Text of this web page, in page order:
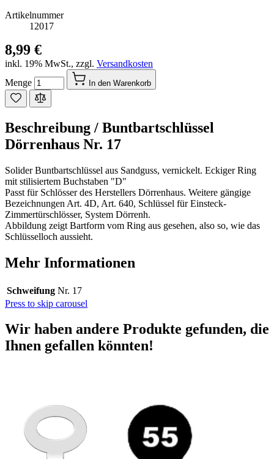
Artikelnummer
12017
8,99 €
inkl. 19% MwSt., zzgl. Versandkosten
Menge
In den Warenkorb
Beschreibung / Buntbartschlüssel
Dörrenhaus Nr. 17
Solider Buntbartschlüssel aus Sandguss, vernickelt. Eckiger Ring
mit stilisiertem Buchstaben "D"
Passt für Schlösser des Herstellers Dörrenhaus. Weitere gängige
Bezeichnungen Art. 4D, Art. 640, Schlüssel für Einsteck-
Zimmertürschlösser, System Dörrenh.
Abbildung zeigt Bartform vom Ring aus gesehen, also so, wie das
Schlüsselloch aussieht.
Mehr Informationen
Schweifung Nr. 17
Press to skip carousel
Wir haben andere Produkte gefunden, die
Ihnen gefallen könnten!